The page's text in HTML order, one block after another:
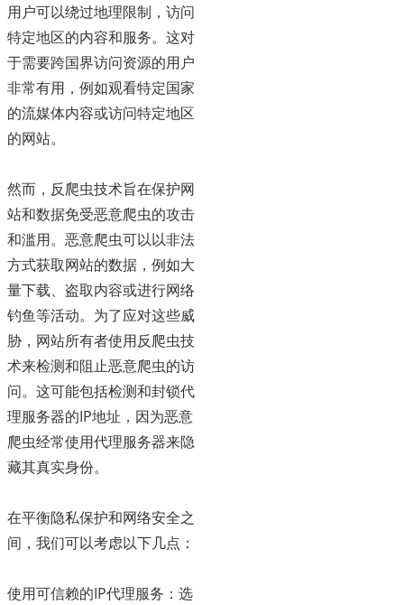
用户可以绕过地理限制，访问
特定地区的内容和服务。这对
于需要跨国界访问资源的用户
非常有用，例如观看特定国家
的流媒体内容或访问特定地区
的网站。
然而，反爬虫技术旨在保护网
站和数据免受恶意爬虫的攻击
和滥用。恶意爬虫可以以非法
方式获取网站的数据，例如大
量下载、盗取内容或进行网络
钓鱼等活动。为了应对这些威
胁，网站所有者使用反爬虫技
术来检测和阻止恶意爬虫的访
问。这可能包括检测和封锁代
理服务器的IP地址，因为恶意
爬虫经常使用代理服务器来隐
藏其真实身份。
在平衡隐私保护和网络安全之
间，我们可以考虑以下几点：
使用可信赖的IP代理服务：选